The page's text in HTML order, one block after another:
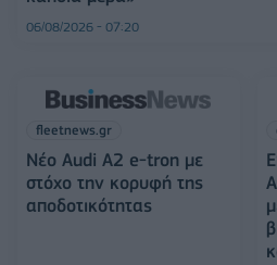
06/08/2026 - 07:20
fleetnews.gr
Νέο Audi A2 e-tron με
στόχο την κορυφή της
αποδοτικότητας